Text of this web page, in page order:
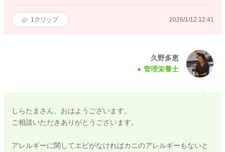
1 クリップ 2026/1/12 12:41
久野多恵
管理栄養士
しらたまさん、おはようございます。
ご相談いただきありがとうございます。
アレルギーに関してエビがなければカニのアレルギーもないと